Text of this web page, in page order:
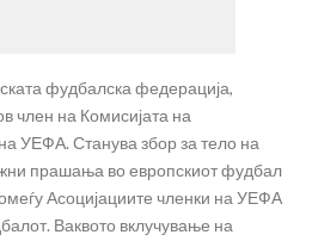
фудбалска федерација,
член на Комисијата на
УЕФА. Станува збор за тело на
прашања во европскиот фудбал
Асоцијациите членки на УЕФА
Ваквото вклучување на